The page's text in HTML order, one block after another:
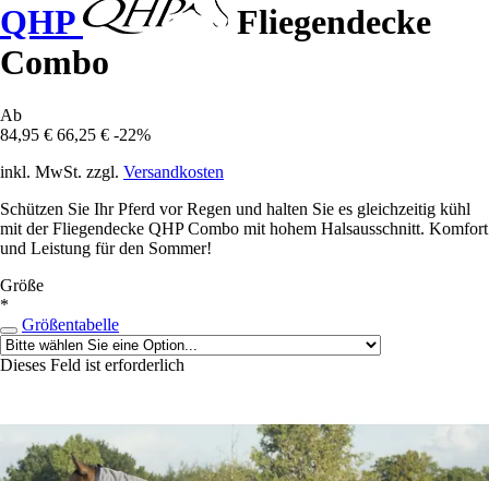
QHP
Fliegendecke
Combo
Ab
84,95 € 66,25 € -22%
inkl. MwSt. zzgl. Versandkosten
Schützen Sie Ihr Pferd vor Regen und halten Sie es gleichzeitig kühl
mit der Fliegendecke QHP Combo mit hohem Halsausschnitt. Komfort
und Leistung für den Sommer!
Größe
*
Größentabelle
Dieses Feld ist erforderlich